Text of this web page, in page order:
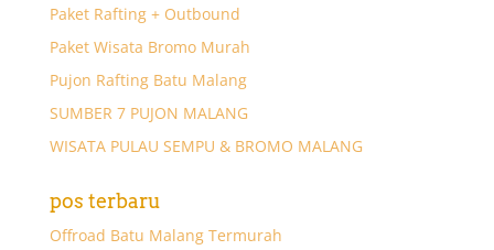
Paket Rafting + Outbound
Paket Wisata Bromo Murah
Pujon Rafting Batu Malang
SUMBER 7 PUJON MALANG
WISATA PULAU SEMPU & BROMO MALANG
pos terbaru
Offroad Batu Malang Termurah